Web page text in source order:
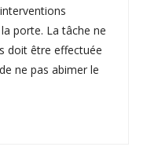
porte. La tâche ne
doit être effectuée
ne pas abimer le